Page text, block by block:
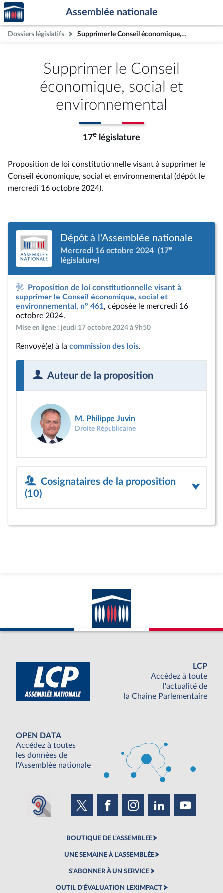
Aller au contenu
Aller en bas de la page
Accèder
à la
page
d'accueil
Assemblée nationale
Dossiers législatifs Supprimer le Conseil économique, social et environnemental
Supprimer le Conseil
économique, social et
environnemental
17e législature
Proposition de loi constitutionnelle visant à supprimer le
Conseil économique, social et environnemental (dépôt le
mercredi 16 octobre 2024).
Dépôt à l'Assemblée nationale
Mercredi 16 octobre 2024 (17e
législature)
Proposition de loi constitutionnelle visant à
supprimer le Conseil économique, social et
environnemental, n° 461, déposée le mercredi 16
octobre 2024.
Mise en ligne : jeudi 17 octobre 2024 à 9h50
Renvoyé(e) à la commission des lois.
Auteur de la proposition
M. Philippe Juvin
Droite Républicaine
Cosignataires de la proposition
(10)
LCP
Accédez à toute
l'actualité de
la Chaine Parlementaire
OPEN DATA
Accédez à toutes
les données de
l'Assemblée nationale
BOUTIQUE DE L'ASSEMBLEE
UNE SEMAINE À L'ASSEMBLÉE
S'ABONNER À UN SERVICE
OUTIL D'ÉVALUATION LEXIMPACT